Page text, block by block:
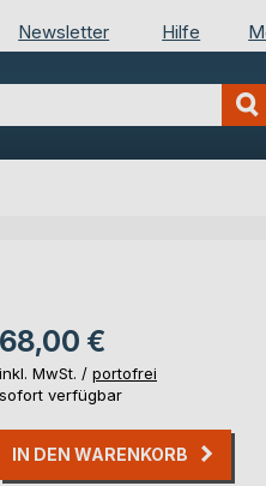
Newsletter Hilfe
68,00 €
inkl. MwSt. / portofrei
sofort verfügbar
IN DEN WARENKORB